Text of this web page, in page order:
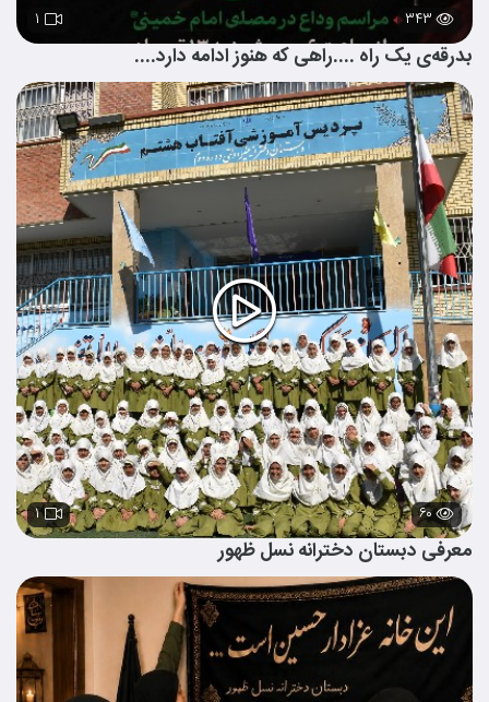
۳۴۳ ۱
بدرقه‌ی یک راه ....راهی که هنوز ادامه دارد....
۶۰ ۱
معرفی دبستان دخترانه نسل ظهور